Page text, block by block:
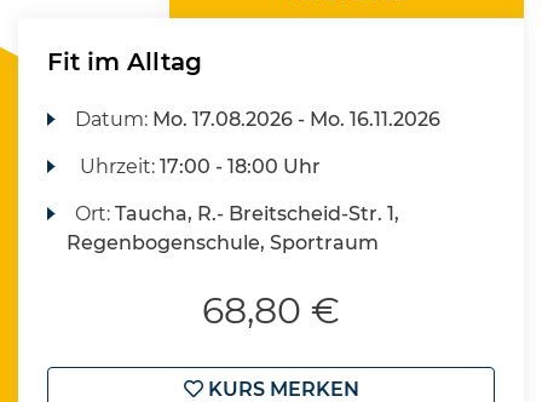
Fit im Alltag
Datum: Mo. 17.08.2026 - Mo. 16.11.2026
Uhrzeit:17:00 - 18:00 Uhr
Ort:Taucha, R.- Breitscheid-Str. 1,
Regenbogenschule, Sportraum
68,80 €
KURS MERKEN